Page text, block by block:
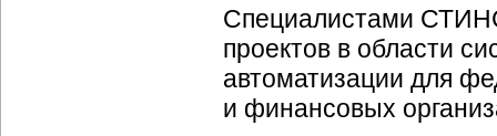
Специалистами
проектов в области
автоматизации для
и финансовых